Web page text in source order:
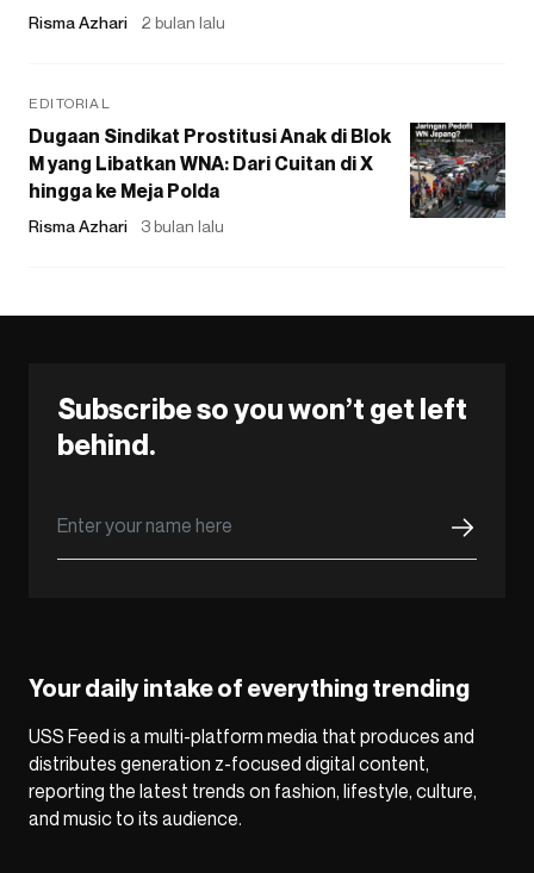
Risma Azhari 2 bulan lalu
EDITORIAL
Dugaan Sindikat Prostitusi Anak di Blok
M yang Libatkan WNA: Dari Cuitan di X
hingga ke Meja Polda
Risma Azhari 3 bulan lalu
Subscribe so you won’t get left
behind.
Your daily intake of everything trending
USS Feed is a multi-platform media that produces and
distributes generation z-focused digital content,
reporting the latest trends on fashion, lifestyle, culture,
and music to its audience.